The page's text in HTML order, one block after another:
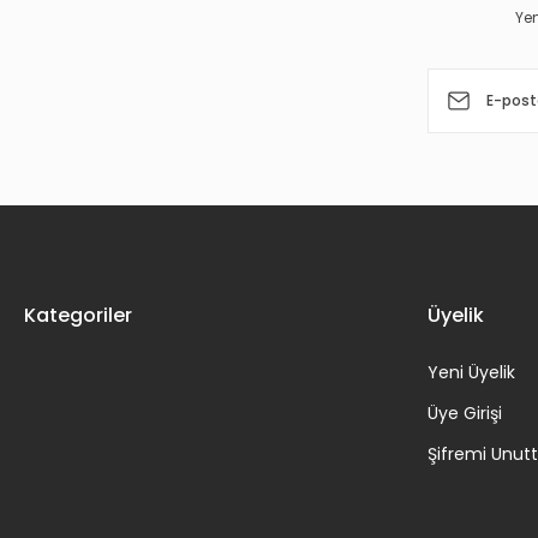
Kategoriler Üyelik
Yeni Üyelik
Üye Girişi
Şifremi